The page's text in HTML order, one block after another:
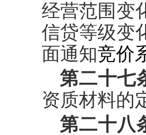
经营范围变
信贷等级变
面通知竞价
第二十七
资质材料的
第二十八